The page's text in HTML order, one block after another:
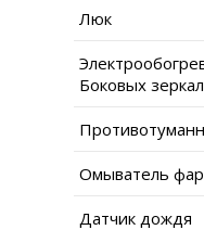
Люк
Боковых зеркал
Омыватель фар
Датчик дождя